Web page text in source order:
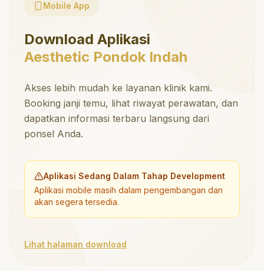
Mobile App
Download Aplikasi
Aesthetic Pondok Indah
Akses lebih mudah ke layanan klinik kami.
Booking janji temu, lihat riwayat perawatan, dan
dapatkan informasi terbaru langsung dari
ponsel Anda.
Aplikasi Sedang Dalam Tahap Development
Aplikasi mobile masih dalam pengembangan dan
akan segera tersedia.
Lihat halaman download